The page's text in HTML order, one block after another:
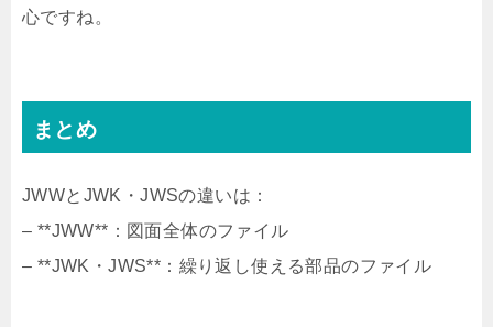
心ですね。
まとめ
JWWとJWK・JWSの違いは：
– **JWW**：図面全体のファイル
– **JWK・JWS**：繰り返し使える部品のファイル